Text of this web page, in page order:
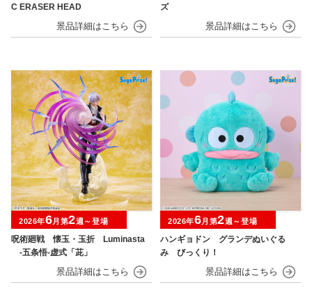
C ERASER HEAD
ズ
呪術廻戦 懐玉・玉折 Luminasta
‐五条悟‐虚式「茈」
2026年6月第2週～登場
ハンギョドン グランデぬいぐる
み びっくり！
2026年6月第2週～登場